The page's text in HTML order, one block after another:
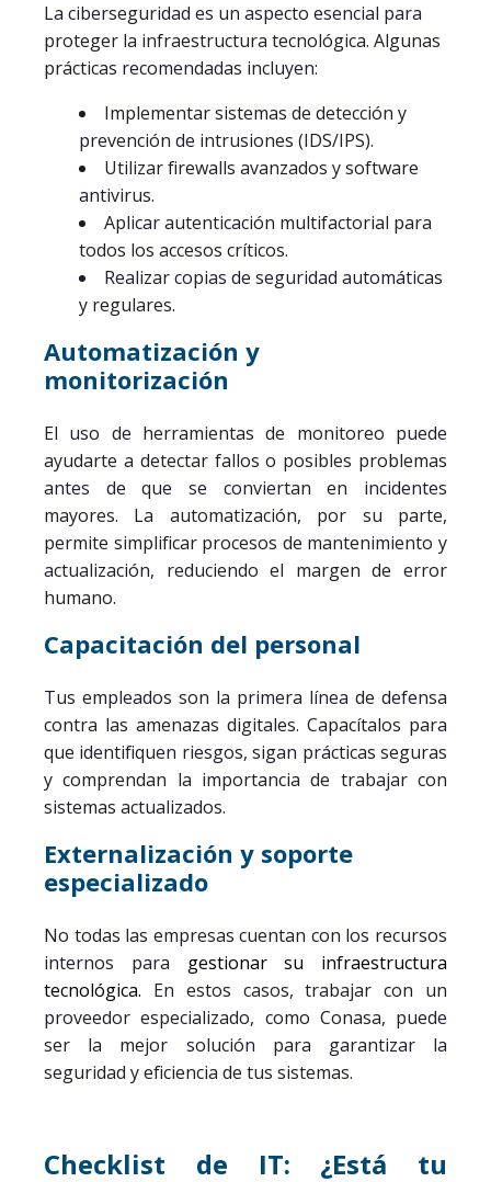
La ciberseguridad es un aspecto esencial para
proteger la infraestructura tecnológica. Algunas
prácticas recomendadas incluyen:
Implementar sistemas de detección y
prevención de intrusiones (IDS/IPS).
Utilizar firewalls avanzados y software
antivirus.
Aplicar autenticación multifactorial para
todos los accesos críticos.
Realizar copias de seguridad automáticas
y regulares.
Automatización y
monitorización
El uso de herramientas de monitoreo puede
ayudarte a detectar fallos o posibles problemas
antes de que se conviertan en incidentes
mayores. La automatización, por su parte,
permite simplificar procesos de mantenimiento y
actualización, reduciendo el margen de error
humano.
Capacitación del personal
Tus empleados son la primera línea de defensa
contra las amenazas digitales. Capacítalos para
que identifiquen riesgos, sigan prácticas seguras
y comprendan la importancia de trabajar con
sistemas actualizados.
Externalización y soporte
especializado
No todas las empresas cuentan con los recursos
internos para gestionar su infraestructura
tecnológica. En estos casos, trabajar con un
proveedor especializado, como Conasa, puede
ser la mejor solución para garantizar la
seguridad y eficiencia de tus sistemas.
Checklist de IT: ¿Está tu